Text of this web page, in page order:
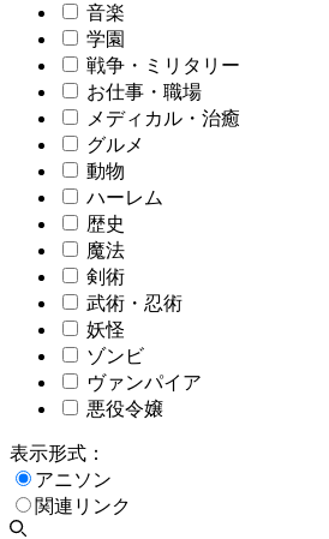
音楽
学園
戦争・ミリタリー
お仕事・職場
メディカル・治癒
グルメ
動物
ハーレム
歴史
魔法
剣術
武術・忍術
妖怪
ゾンビ
ヴァンパイア
悪役令嬢
表示形式：
アニソン
関連リンク